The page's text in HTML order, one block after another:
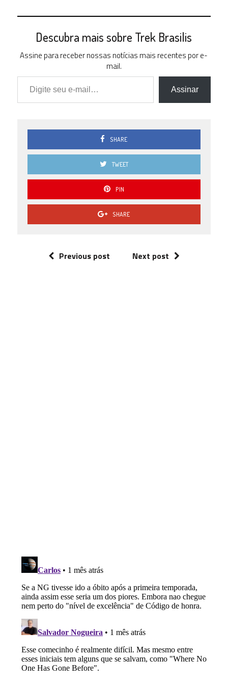
Descubra mais sobre Trek Brasilis
Assine para receber nossas notícias mais recentes por e-
mail.
Digite seu e-mail…
Assinar
SHARE
TWEET
PIN
SHARE
Previous post Next post